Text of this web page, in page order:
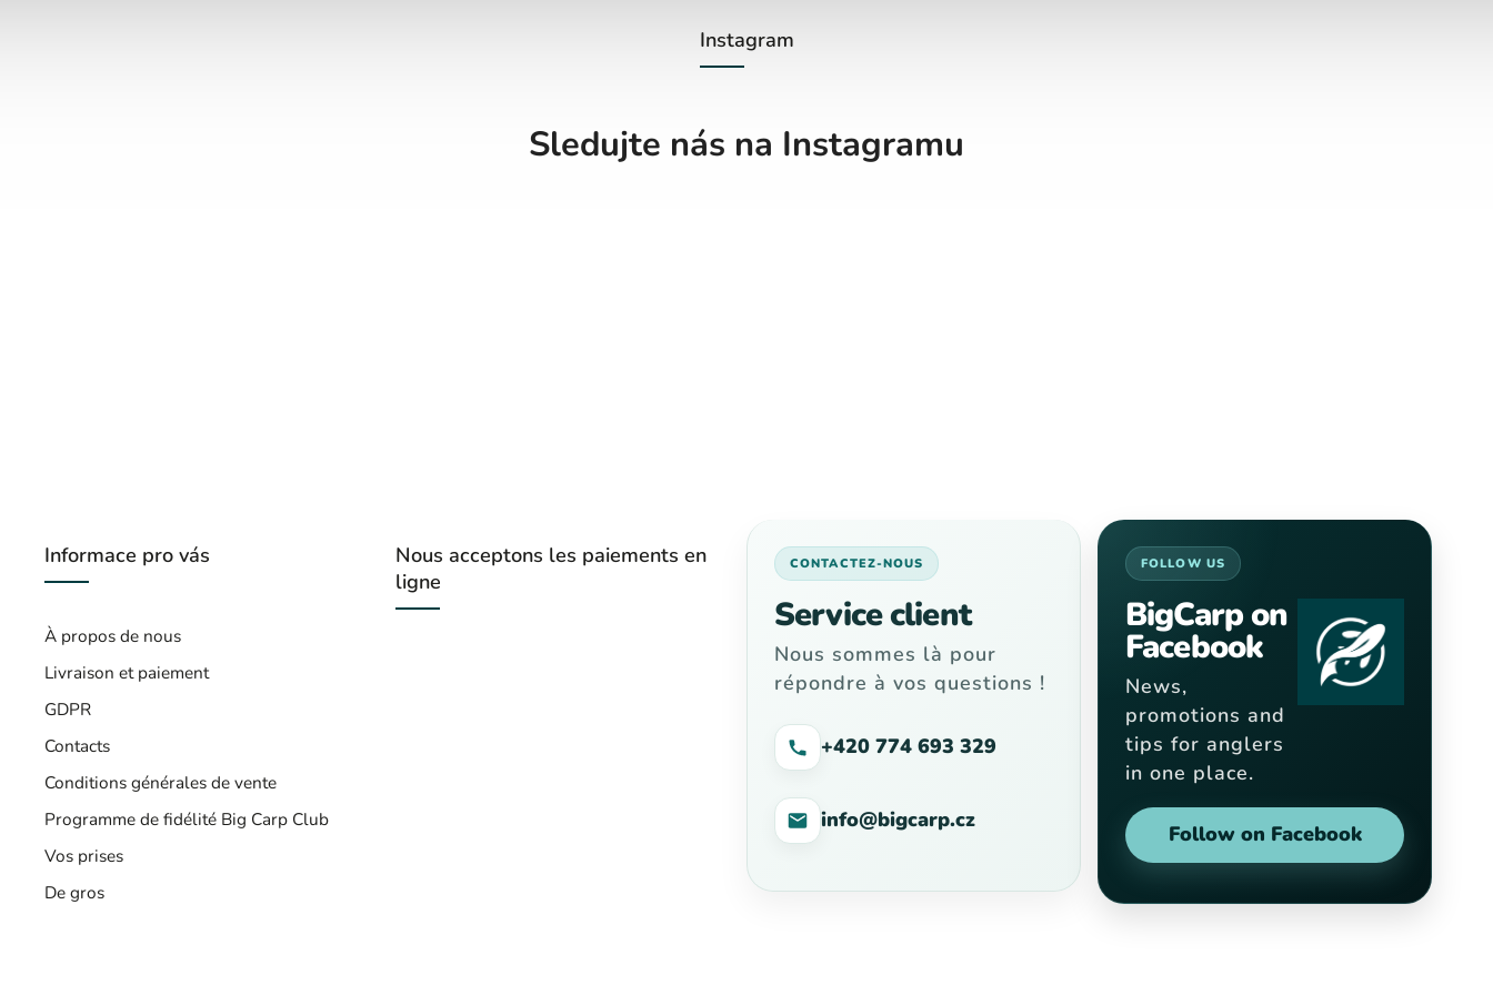
Instagram
Sledujte nás na Instagramu
Informace pro vás
À propos de nous
Livraison et paiement
GDPR
Contacts
Conditions générales de vente
Programme de fidélité Big Carp Club
Vos prises
De gros
Nous acceptons les paiements en
ligne
CONTACTEZ-NOUS
Service client
Nous sommes là pour
répondre à vos questions !
+420 774 693 329
info@bigcarp.cz
FOLLOW US
BigCarp on
Facebook
News,
promotions and
tips for anglers
in one place.
Follow on Facebook